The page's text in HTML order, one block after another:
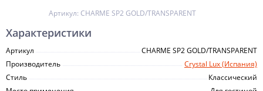
Артикул: CHARME SP2 GOLD/TRANSPARENT
Характеристики
Артикул
CHARME SP2 GOLD/TRANSPARENT
Производитель
Crystal Lux (Испания)
Стиль
Классический